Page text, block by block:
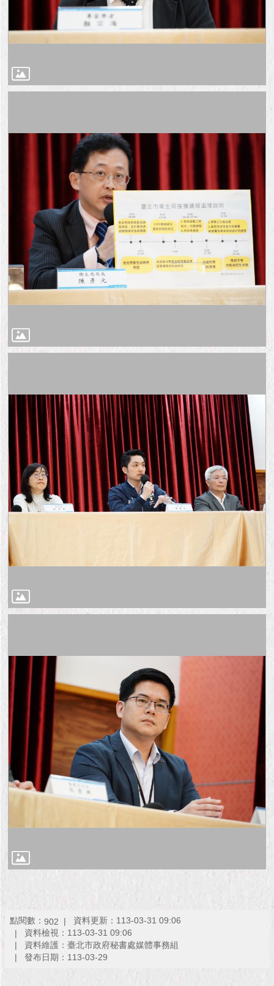
點閱數： 902
資料更新：113-03-31 09:06
資料檢視：113-03-31 09:06
資料維護：臺北市政府秘書處媒體事務組
發布日期：113-03-29